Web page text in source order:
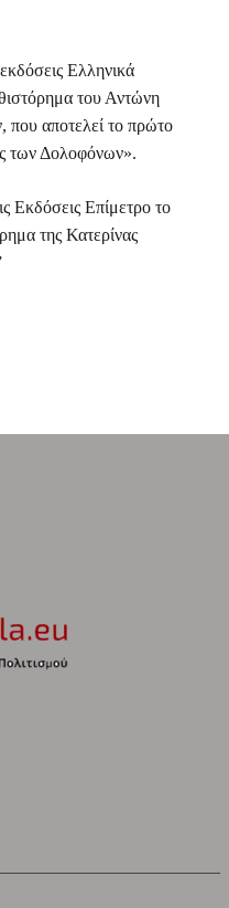
Ελληνικά
του Αντώνη
που αποτελεί το πρώτο
των Δολοφόνων».
Εκδόσεις Επίμετρο το
της Κατερίνας